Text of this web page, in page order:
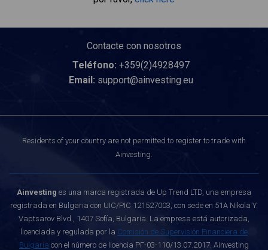
Contacte con nosotros
Teléfono: +359(2)4928497
Email: support@ainvesting.eu
Residents of your country are not permitted to register to trade with
Ainvesting.
Ainvesting es una marca registrada de Up Trend LTD, una empresa
registrada en Bulgaria con UIC/PIC 121527003, con sede en 51A Nikola Y.
Vaptsarov Blvd., 1407 Sofía, Bulgaria. La empresa está autorizada,
licenciada y regulada por la Comisión de Supervisión Financiera de
Bulgaria con el número de licencia РГ-03-110/13.07.2017. Ainvesting